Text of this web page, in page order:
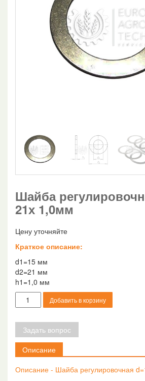
Шайба
21х 1,0мм
Цену уточняйте
Краткое описание:
d1=15 мм
d2=21 мм
h1=1,0 мм
Количество
товара
регулировочная
d=15x
21х
1,0мм
Добавить в корзину
Задать вопрос
Описание
Описание - Шайба регулировочная